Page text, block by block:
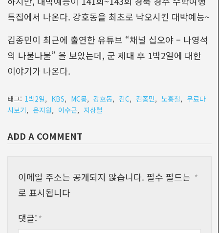
특집에서 나온다. 강호동을 최초로 낙오시킨 대박예능~
김종민이 최근에 출연한 유튜브 “채널 십오야 – 나영석
의 나불나불” 을 보았는데, 군 제대 후 1박2일에 대한
이야기가 나온다.
태그: 1박2일, KBS, MC몽, 강호동, 김C, 김종민, 노홍철, 무료다
시보기, 은지원, 이수근, 지상렬
ADD A COMMENT
이메일 주소는 공개되지 않습니다. 필수 필드는 *
로 표시됩니다
댓글: *